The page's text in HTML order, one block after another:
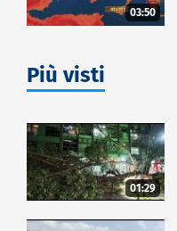
03:50
Più visti
01:29